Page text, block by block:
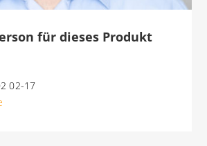
für dieses Produkt
02-17